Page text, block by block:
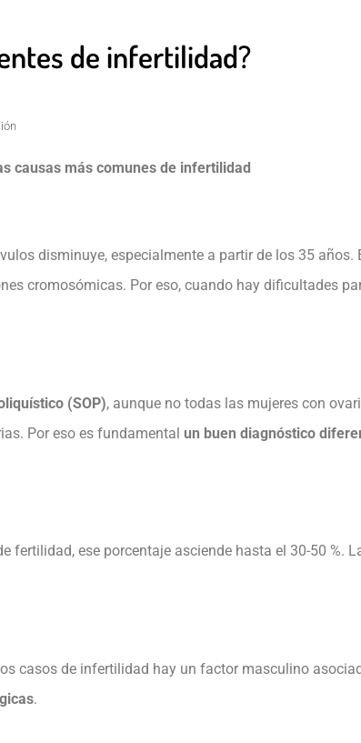
de infertilidad?
causas más comunes de infertilidad
disminuye, especialmente a partir de los 35 años.
cromosómicas. Por eso, cuando hay dificultades
(SOP), aunque no todas las mujeres con
Por eso es fundamental un buen diagnóstico
fertilidad, ese porcentaje asciende hasta el 30-50 %.
casos de infertilidad hay un factor masculino
.